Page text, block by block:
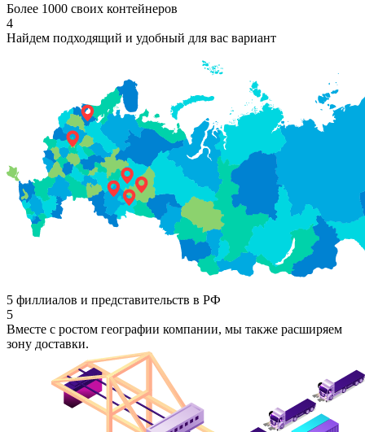
Более 1000 своих контейнеров
4
Найдем подходящий и удобный для вас вариант
5 филлиалов и представительств в РФ
5
Вместе с ростом географии компании, мы также расширяем
зону доставки.